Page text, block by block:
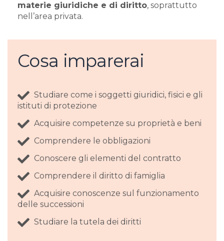
materie giuridiche e di diritto, soprattutto
nell’area privata.
Cosa imparerai
Studiare come i soggetti giuridici, fisici e gli
istituti di protezione
Acquisire competenze su proprietà e beni
Comprendere le obbligazioni
Conoscere gli elementi del contratto
Comprendere il diritto di famiglia
Acquisire conoscenze sul funzionamento
delle successioni
Studiare la tutela dei diritti